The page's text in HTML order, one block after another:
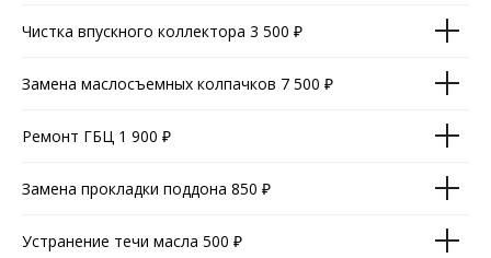
Чистка впускного коллектора 3 500 ₽
Замена маслосъемных колпачков 7 500 ₽
Ремонт ГБЦ 1 900 ₽
Замена прокладки поддона 850 ₽
Устранение течи масла 500 ₽